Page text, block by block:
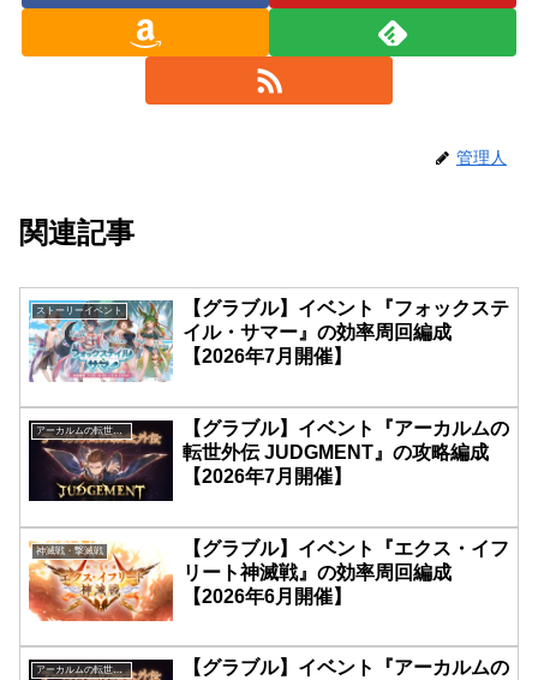
管理人
関連記事
ストーリーイベント
【グラブル】イベント『フォックステ
イル・サマー』の効率周回編成
【2026年7月開催】
アーカルムの転世外伝
【グラブル】イベント『アーカルムの
転世外伝 JUDGMENT』の攻略編成
【2026年7月開催】
神滅戦・撃滅戦
【グラブル】イベント『エクス・イフ
リート神滅戦』の効率周回編成
【2026年6月開催】
アーカルムの転世外伝
【グラブル】イベント『アーカルムの